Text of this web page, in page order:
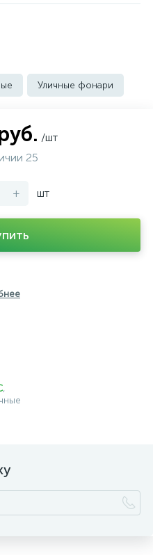
Уличные фонари
/шт
25
+ шт
,